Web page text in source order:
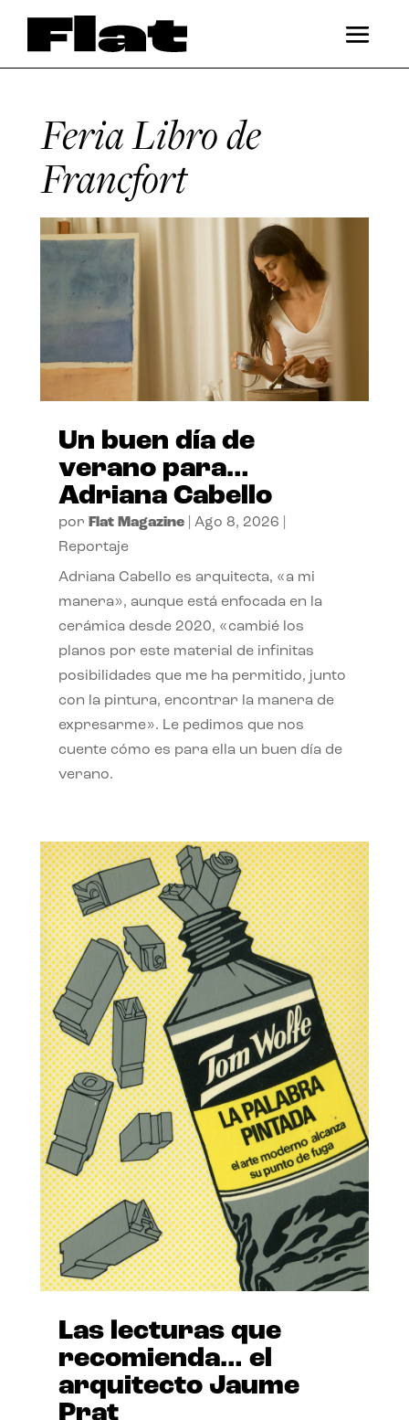
Feria Libro de
Francfort
Un buen día de
verano para…
Adriana Cabello
por Flat Magazine| Ago 8, 2026
Reportaje
Adriana Cabello es arquitecta, «a mi
manera», aunque está enfocada en la
cerámica desde 2020, «cambié los
planos por este material de infinitas
posibilidades que me ha permitido, junto
con la pintura, encontrar la manera de
expresarme». Le pedimos que nos
cuente cómo es para ella un buen día de
verano.
Las lecturas que
recomienda… el
arquitecto Jaume
Prat